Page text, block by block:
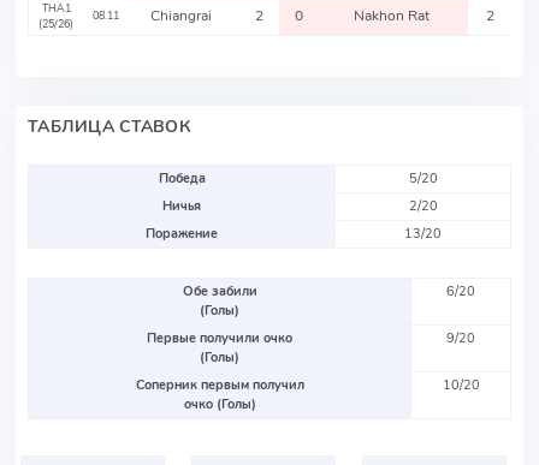
THA1
(25/26)
08.11 Chiangrai 2 0 Nakhon Rat 2
ТАБЛИЦА СТАВОК
Победа
5/20
Ничья
2/20
Поражение
13/20
Обе забили
(Голы)
6/20
Первые получили очко
(Голы)
9/20
Соперник первым получил
очко (Голы)
10/20